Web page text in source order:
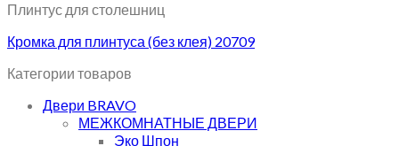
Плинтус для столешниц
Кромка для плинтуса (без клея) 20709
Категории товаров
Двери BRAVO
МЕЖКОМНАТНЫЕ ДВЕРИ
Эко Шпон